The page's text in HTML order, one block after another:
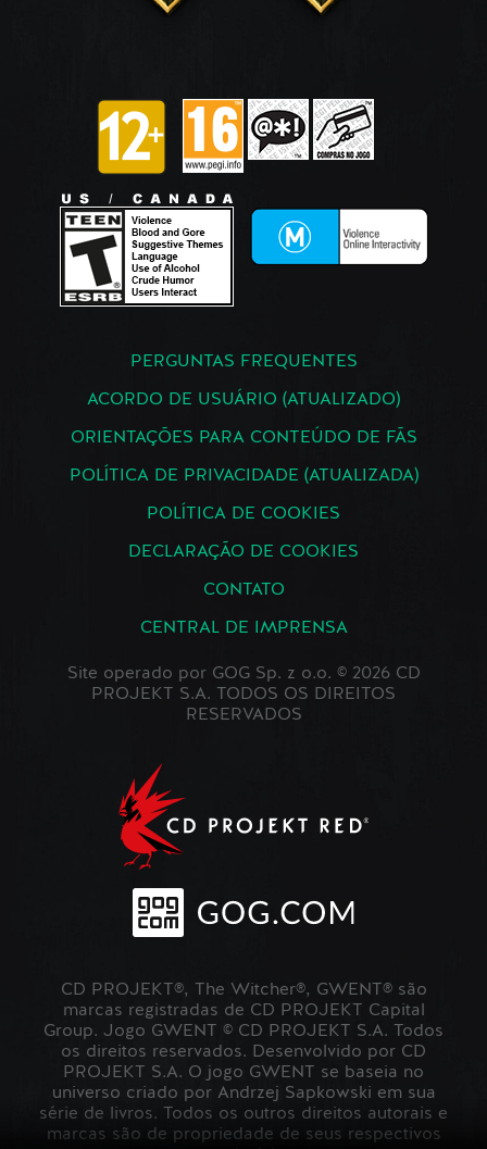
PERGUNTAS FREQUENTES
ACORDO DE USUÁRIO (ATUALIZADO)
ORIENTAÇÕES PARA CONTEÚDO DE FÃS
POLÍTICA DE PRIVACIDADE (ATUALIZADA)
POLÍTICA DE COOKIES
DECLARAÇÃO DE COOKIES
CONTATO
CENTRAL DE IMPRENSA
Site operado por GOG Sp. z o.o. © 2026 CD
PROJEKT S.A. TODOS OS DIREITOS
RESERVADOS
CD PROJEKT®, The Witcher®, GWENT® são
marcas registradas de CD PROJEKT Capital
Group. Jogo GWENT © CD PROJEKT S.A. Todos
os direitos reservados. Desenvolvido por CD
PROJEKT S.A. O jogo GWENT se baseia no
universo criado por Andrzej Sapkowski em sua
série de livros. Todos os outros direitos autorais e
marcas são de propriedade de seus respectivos